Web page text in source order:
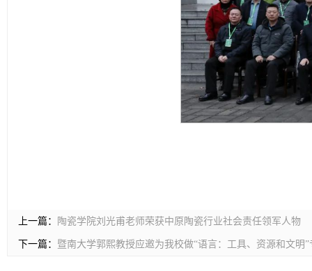
上一篇： 陶瓷学院刘光甫老师荣获中原陶瓷行业社会责任领军人物
下一篇： 暨南大学郭熙教授应邀为我校做“语言：工具、资源和文明”